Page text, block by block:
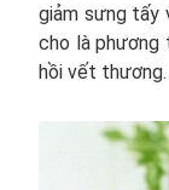
giảm sưng tấy
cho là phương
hồi vết thương.